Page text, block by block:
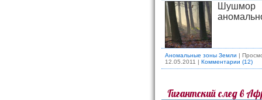
Аномальные зоны Земли |
12.05.2011 | Комментарии (12)
Гигантский след в